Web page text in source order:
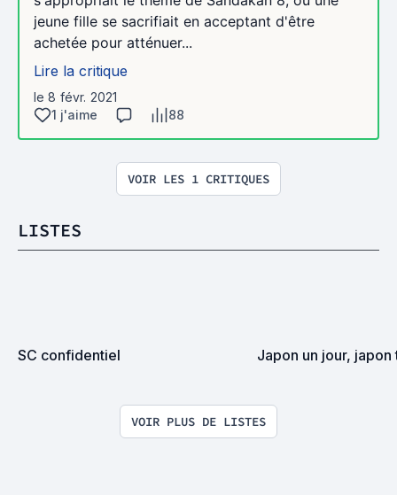
jeune fille se sacrifiait en acceptant d'être
achetée pour atténuer...
Lire la critique
le 8 févr. 2021
1 j'aime
88
VOIR LES 1 CRITIQUES
LISTES
SC confidentiel Japon un jour, japon
VOIR PLUS DE LISTES